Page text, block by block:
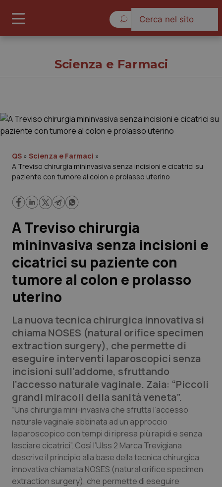
Governo e Parlamento
Regioni e Asl
Lavoro e Professioni
Scienza e Farmaci
Studi e Analisi
Lettere al direttore
Edizioni Regionali
QS Pro
Professionisti Sanitari.AI
Abruzzo
Basilicata
Calabria
Campania
QS Pro Gold
Artrite & artrosi
Asma & BPCO
Car-T
QS Club Newsletter
Scienza e Farmaci
QS » Scienza e Farmaci »
A Treviso chirurgia mininvasiva senza incisioni e cicatrici su
paziente con tumore al colon e prolasso uterino
A Treviso chirurgia
mininvasiva senza incisioni e
cicatrici su paziente con
tumore al colon e prolasso
uterino
La nuova tecnica chirurgica innovativa si
chiama NOSES (natural orifice specimen
extraction surgery), che permette di
eseguire interventi laparoscopici senza
incisioni sull’addome, sfruttando
l’accesso naturale vaginale. Zaia: “Piccoli
grandi miracoli della sanità veneta”.
“Una chirurgia mini-invasiva che sfrutta l’accesso
naturale vaginale abbinata ad un approccio
laparoscopico con tempi di ripresa più rapidi e senza
lasciare cicatrici”. Così l’Ulss 2 Marca Trevigiana
descrive il principio alla base della tecnica chirurgica
innovativa chiamata NOSES (natural orifice specimen
extraction surgery), che permette di eseguire